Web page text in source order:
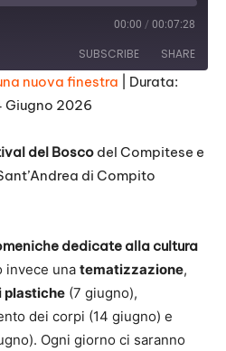
00:00 / 00:07:28
SUBSCRIBE SHARE
nuova finestra
Durata:
Giugno 2026
del Bosco del Compitese e
di Compito
dedicate alla cultura
invece una tematizzazione,
plastiche (7 giugno),
dei corpi (14 giugno) e
Ogni giorno ci saranno